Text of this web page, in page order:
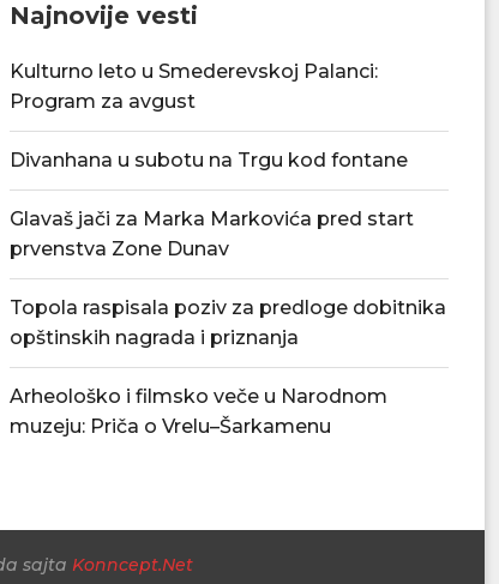
Arheološko i filmsko veče u
Narodnom muzeju: Priča...
06/08/2026
U Srbiji se
06/08/
Najnovije vesti
Kulturno leto u Smederevskoj Palanci:
Program za avgust
Divanhana u subotu na Trgu kod fontane
Glavaš jači za Marka Markovića pred start
prvenstva Zone Dunav
Topola raspisala poziv za predloge dobitnika
opštinskih nagrada i priznanja
Arheološko i filmsko veče u Narodnom
muzeju: Priča o Vrelu–Šarkamenu
sajta Konncept.Net